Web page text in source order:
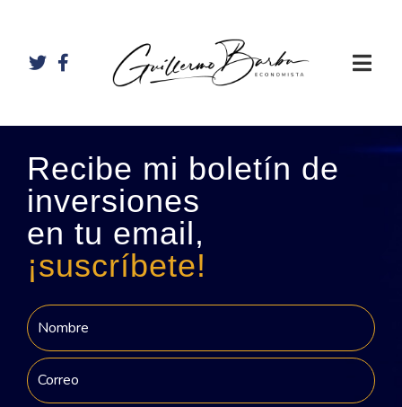
Recibe mi boletín de
inversiones
en tu email,
¡suscríbete!